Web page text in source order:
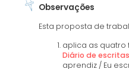
Observações
Esta proposta de
aplica as quatro
Diário de
aprendiz / Eu